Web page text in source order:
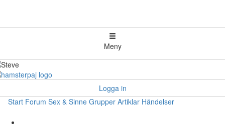
Meny
Logga in
Start Forum Sex & Sinne Grupper Artiklar Händelser